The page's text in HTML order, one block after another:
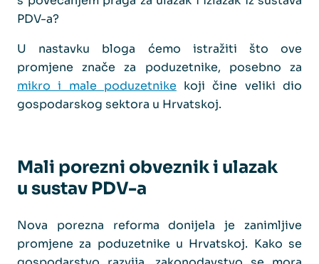
PDV-a?
U nastavku bloga ćemo istražiti što ove
promjene znače za poduzetnike, posebno za
mikro i male poduzetnike koji čine veliki dio
gospodarskog sektora u Hrvatskoj.
Mali porezni obveznik i ulazak
u sustav PDV-a
Nova porezna reforma donijela je zanimljive
promjene za poduzetnike u Hrvatskoj. Kako se